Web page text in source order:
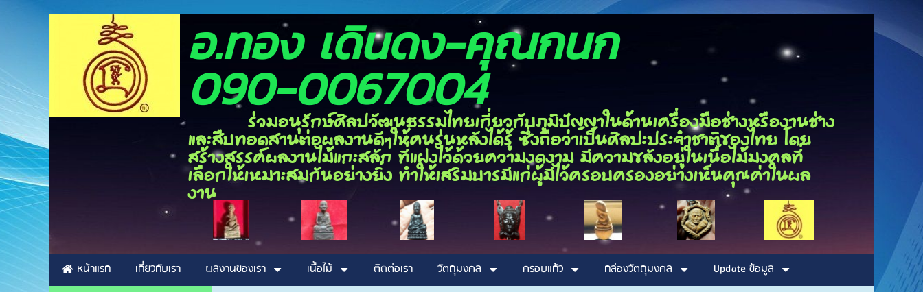
อ.ทอง เดินดง-คุณกนก
090-0067004
ร่วมอนุรักษ์ศิลปวัฒนธรรมไทยเกี่ยวกับภูมิปัญญาในด้านเครื่องมือช่างหรืองานช่าง
และสืบทอดสานต่อผลงานดีๆให้คนรุ่นหลังได้รู้ ซึ่งถือว่าเป็นศิลปะประจำชาติของไทย โดย
สร้างสรรค์ผลงานไม้แกะสลัก ที่แฝงไว้ด้วยความงดงาม มีความขลังอยู่ในเนื้อไม้มงคลที่
เลือกให้เหมาะสมกันอย่างยิ่ง ทำให้เสริมบารมีแก่ผู้มีไว้ครอบครองอย่างเห็นคุณค่าในผล
งาน
หน้าแรก เกี่ยวกับเรา ผลงานของเรา เนื้อไม้ ติดต่อเรา วัตถุมงคล ครอบแก้ว กล่องวัตถุมงคล Update ข้อมูล